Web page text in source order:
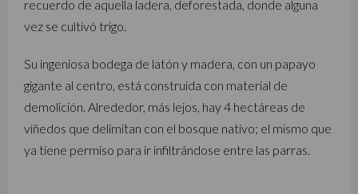
recuerdo de aquella ladera, deforestada, donde alguna
vez se cultivó trigo.
Su ingeniosa bodega de latón y madera, con un papayo
gigante al centro, está construida con material de
demolición. Alrededor, más lejos, hay 4 hectáreas de
viñedos que delimitan con el bosque nativo; el mismo que
ya tiene permiso para ir infiltrándose entre las parras.